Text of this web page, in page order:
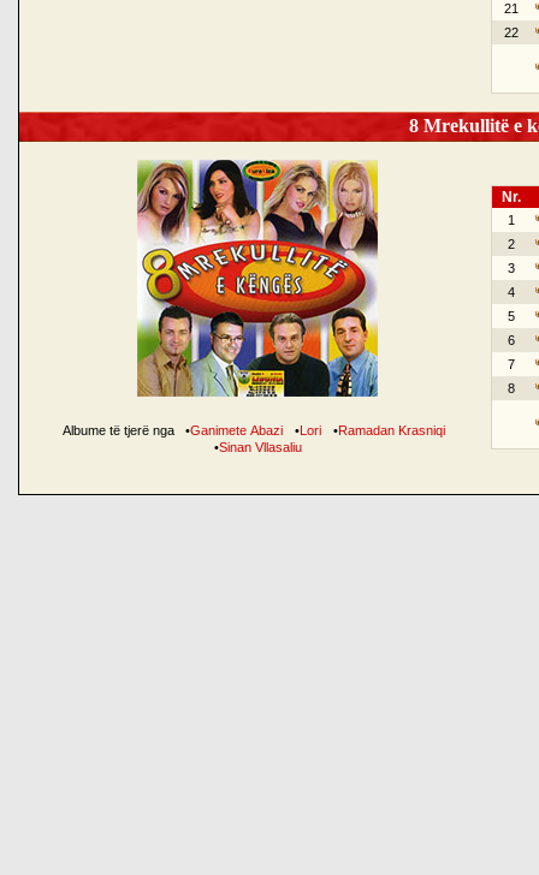
21
22
8 Mrekullitë e
Albume të tjerë nga •Ganimete Abazi •Lori •Ramadan Krasniqi
•Sinan Vllasaliu
Nr.
1
2
3
4
5
6
7
8